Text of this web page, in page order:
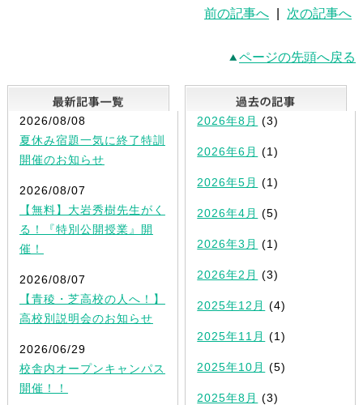
前の記事へ 次の記事へ
ページの先頭へ戻る
最新記事一覧
2026/08/08
夏休み宿題一気に終了特訓
開催のお知らせ
2026/08/07
【無料】大岩秀樹先生がく
る！『特別公開授業』開
催！
2026/08/07
【青稜・芝高校の人へ！】
高校別説明会のお知らせ
2026/06/29
校舎内オープンキャンパス
開催！！
2026年8月 (3)
2026年6月 (1)
2026年5月 (1)
2026年4月 (5)
2026年3月 (1)
2026年2月 (3)
2025年12月 (4)
2025年11月 (1)
2025年10月 (5)
2025年8月 (3)